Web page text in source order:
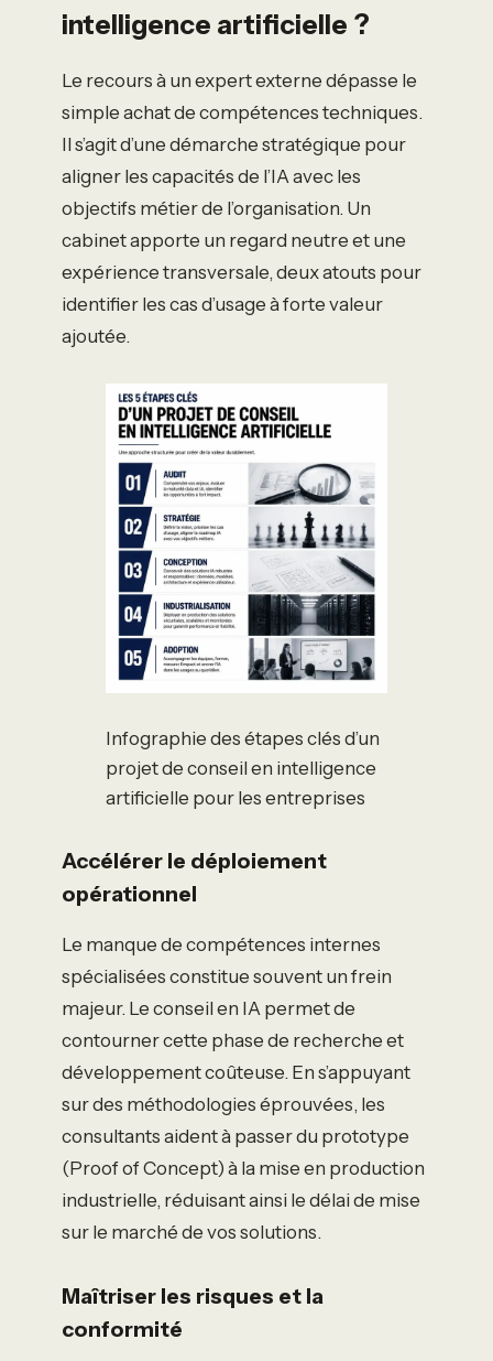
intelligence artificielle ?
Le recours à un expert externe dépasse le
simple achat de compétences techniques.
Il s’agit d’une démarche stratégique pour
aligner les capacités de l’IA avec les
objectifs métier de l’organisation. Un
cabinet apporte un regard neutre et une
expérience transversale, deux atouts pour
identifier les cas d’usage à forte valeur
ajoutée.
Infographie des étapes clés d’un
projet de conseil en intelligence
artificielle pour les entreprises
Accélérer le déploiement
opérationnel
Le manque de compétences internes
spécialisées constitue souvent un frein
majeur. Le conseil en IA permet de
contourner cette phase de recherche et
développement coûteuse. En s’appuyant
sur des méthodologies éprouvées, les
consultants aident à passer du prototype
(Proof of Concept) à la mise en production
industrielle, réduisant ainsi le délai de mise
sur le marché de vos solutions.
Maîtriser les risques et la
conformité